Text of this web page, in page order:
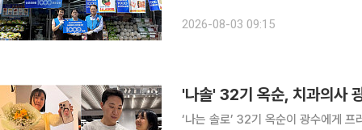
상 높았고, 올해 상반기 신선식품 매
2026-08-03 09:15
'나솔' 32기 옥순, 치과의사
‘나는 솔로’ 32기 옥순이 광수에게 프러포즈를 받았다. 1일 옥순은